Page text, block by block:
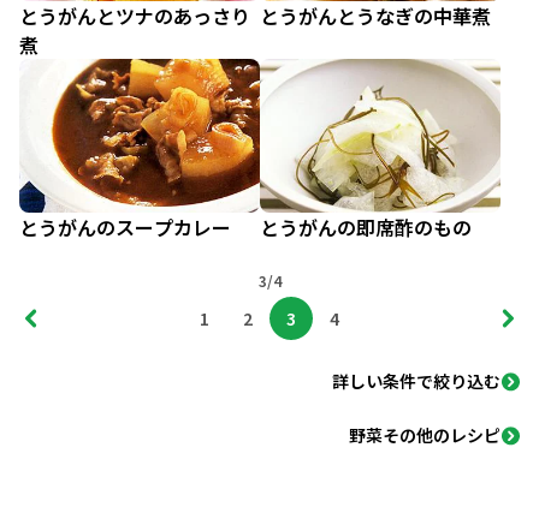
とうがんとツナのあっさり
煮
とうがんとうなぎの中華煮
とうがんのスープカレー とうがんの即席酢のもの
3/4
1 2 3 4
詳しい条件で絞り込む
野菜その他のレシピ